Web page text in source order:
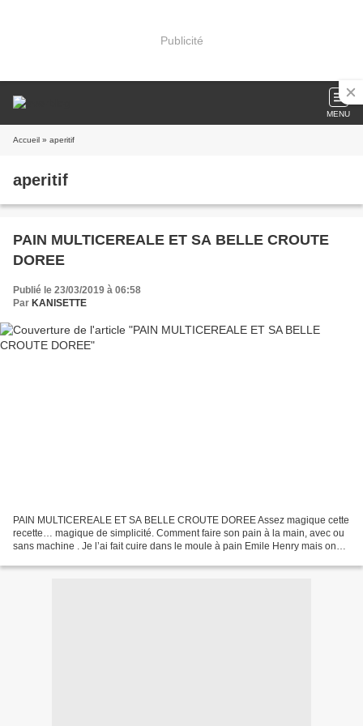
Publicité
MENU
Accueil » aperitif
aperitif
PAIN MULTICEREALE ET SA BELLE CROUTE
DOREE
Publié le 23/03/2019 à 06:58
Par KANISETTE
PAIN MULTICEREALE ET SA BELLE CROUTE DOREE Assez magique cette
recette… magique de simplicité. Comment faire son pain à la main, avec ou
sans machine . Je l’ai fait cuire dans le moule à pain Emile Henry mais on